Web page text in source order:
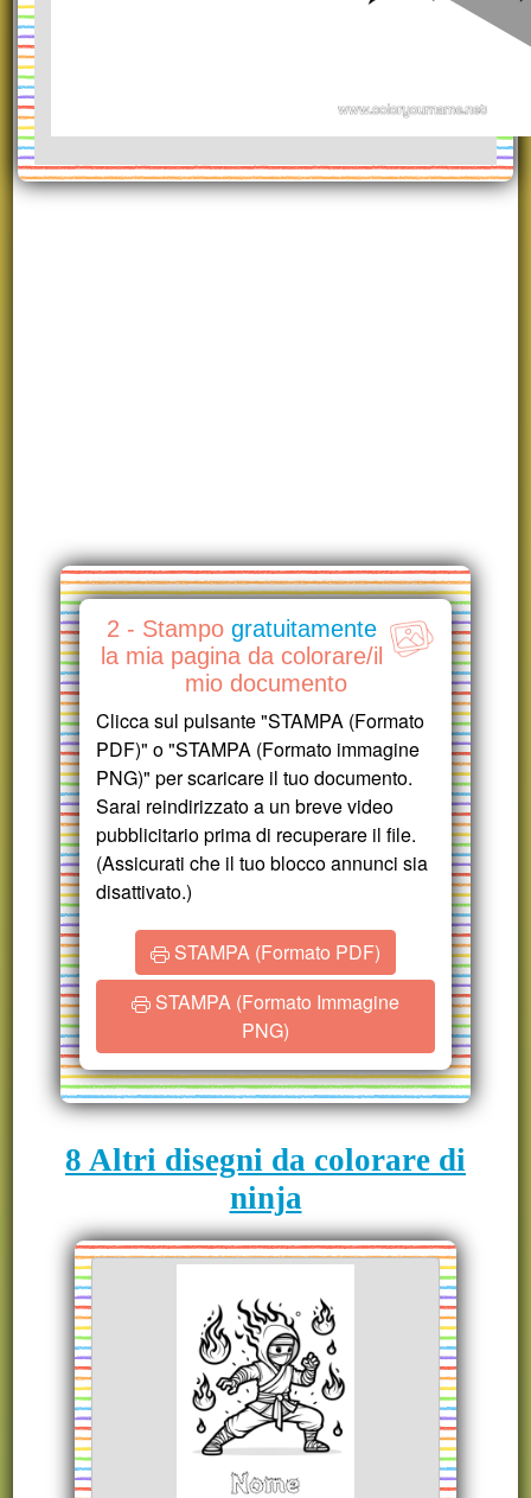
2 - Stampo gratuitamente
la mia pagina da colorare/il
mio documento
Clicca sul pulsante "STAMPA (Formato
PDF)" o "STAMPA (Formato immagine
PNG)" per scaricare il tuo documento.
Sarai reindirizzato a un breve video
pubblicitario prima di recuperare il file.
(Assicurati che il tuo blocco annunci sia
disattivato.)
STAMPA (Formato PDF)
STAMPA (Formato Immagine
PNG)
8 Altri disegni da colorare di
ninja